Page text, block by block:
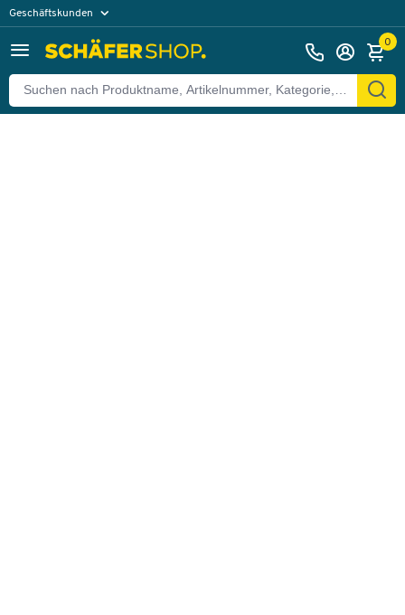
Geschäftskunden
0
Zurück